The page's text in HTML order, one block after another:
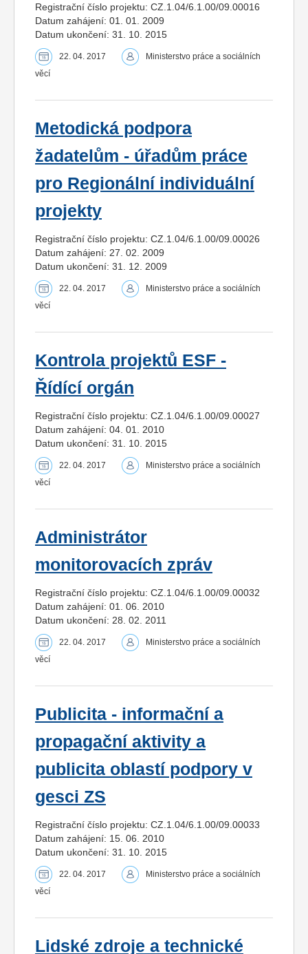
Registrační číslo projektu: CZ.1.04/6.1.00/09.00016
Datum zahájení: 01. 01. 2009
Datum ukončení: 31. 10. 2015
22. 04. 2017
Ministerstvo práce a sociálních
věcí
Metodická podpora
žadatelům - úřadům práce
pro Regionální individuální
projekty
Registrační číslo projektu: CZ.1.04/6.1.00/09.00026
Datum zahájení: 27. 02. 2009
Datum ukončení: 31. 12. 2009
22. 04. 2017
Ministerstvo práce a sociálních
věcí
Kontrola projektů ESF -
Řídící orgán
Registrační číslo projektu: CZ.1.04/6.1.00/09.00027
Datum zahájení: 04. 01. 2010
Datum ukončení: 31. 10. 2015
22. 04. 2017
Ministerstvo práce a sociálních
věcí
Administrátor
monitorovacích zpráv
Registrační číslo projektu: CZ.1.04/6.1.00/09.00032
Datum zahájení: 01. 06. 2010
Datum ukončení: 28. 02. 2011
22. 04. 2017
Ministerstvo práce a sociálních
věcí
Publicita - informační a
propagační aktivity a
publicita oblastí podpory v
gesci ZS
Registrační číslo projektu: CZ.1.04/6.1.00/09.00033
Datum zahájení: 15. 06. 2010
Datum ukončení: 31. 10. 2015
22. 04. 2017
Ministerstvo práce a sociálních
věcí
Lidské zdroje a technické